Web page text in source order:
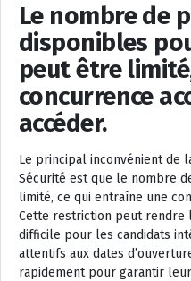
Le nombre de
disponibles
peut être
concurrence
accéder.
Le principal inconvénient de
Sécurité est que le nombre
limité, ce qui entraîne une
Cette restriction peut rendre
difficile pour les candidats
attentifs aux dates
rapidement pour garantir